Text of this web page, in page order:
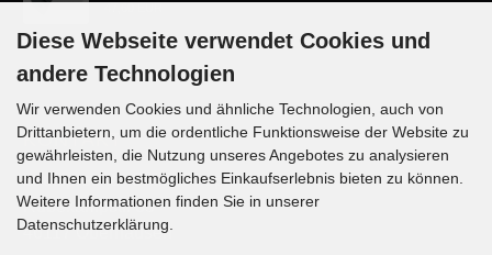
KONTAKT
Lautsprecher-OnlineShop.de
Rübekampstr. 35
46117 Oberhausen
Diese Webseite verwendet Cookies und
andere Technologien
Wir verwenden Cookies und ähnliche Technologien, auch von
Drittanbietern, um die ordentliche Funktionsweise der Website zu
gewährleisten, die Nutzung unseres Angebotes zu analysieren
und Ihnen ein bestmögliches Einkaufserlebnis bieten zu können.
Weitere Informationen finden Sie in unserer
Datenschutzerklärung.